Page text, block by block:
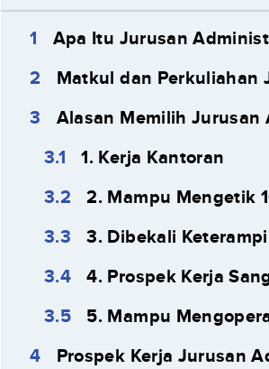
Apa Itu Jurusan
Matkul dan Perkuliahan
Alasan Memilih
1. Kerja Kantoran
2. Mampu Mengetik
3. Dibekali
4. Prospek Kerja
5. Mampu
Prospek Kerja Jurusan